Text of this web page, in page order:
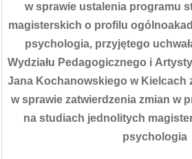
w sprawie ustalenia programu
magisterskich o profilu
psychologia, przyjętego
Wydziału Pedagogicznego i
Jana Kochanowskiego w Kielcach
w sprawie zatwierdzenia zmian w
na studiach jednolitych
psychologia